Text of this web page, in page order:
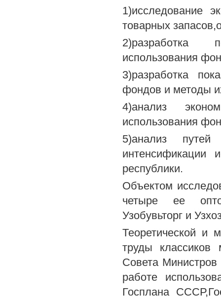
1)исследование
товарных
2)разработка
использования
3)разработка
фондов и методы
4)анализ
использования
5)анализ
интенсификации
республики.
Объектом
четыре ее
Узобувьторг и
Теоретической и
труды классиков
Совета
работе
Госплана